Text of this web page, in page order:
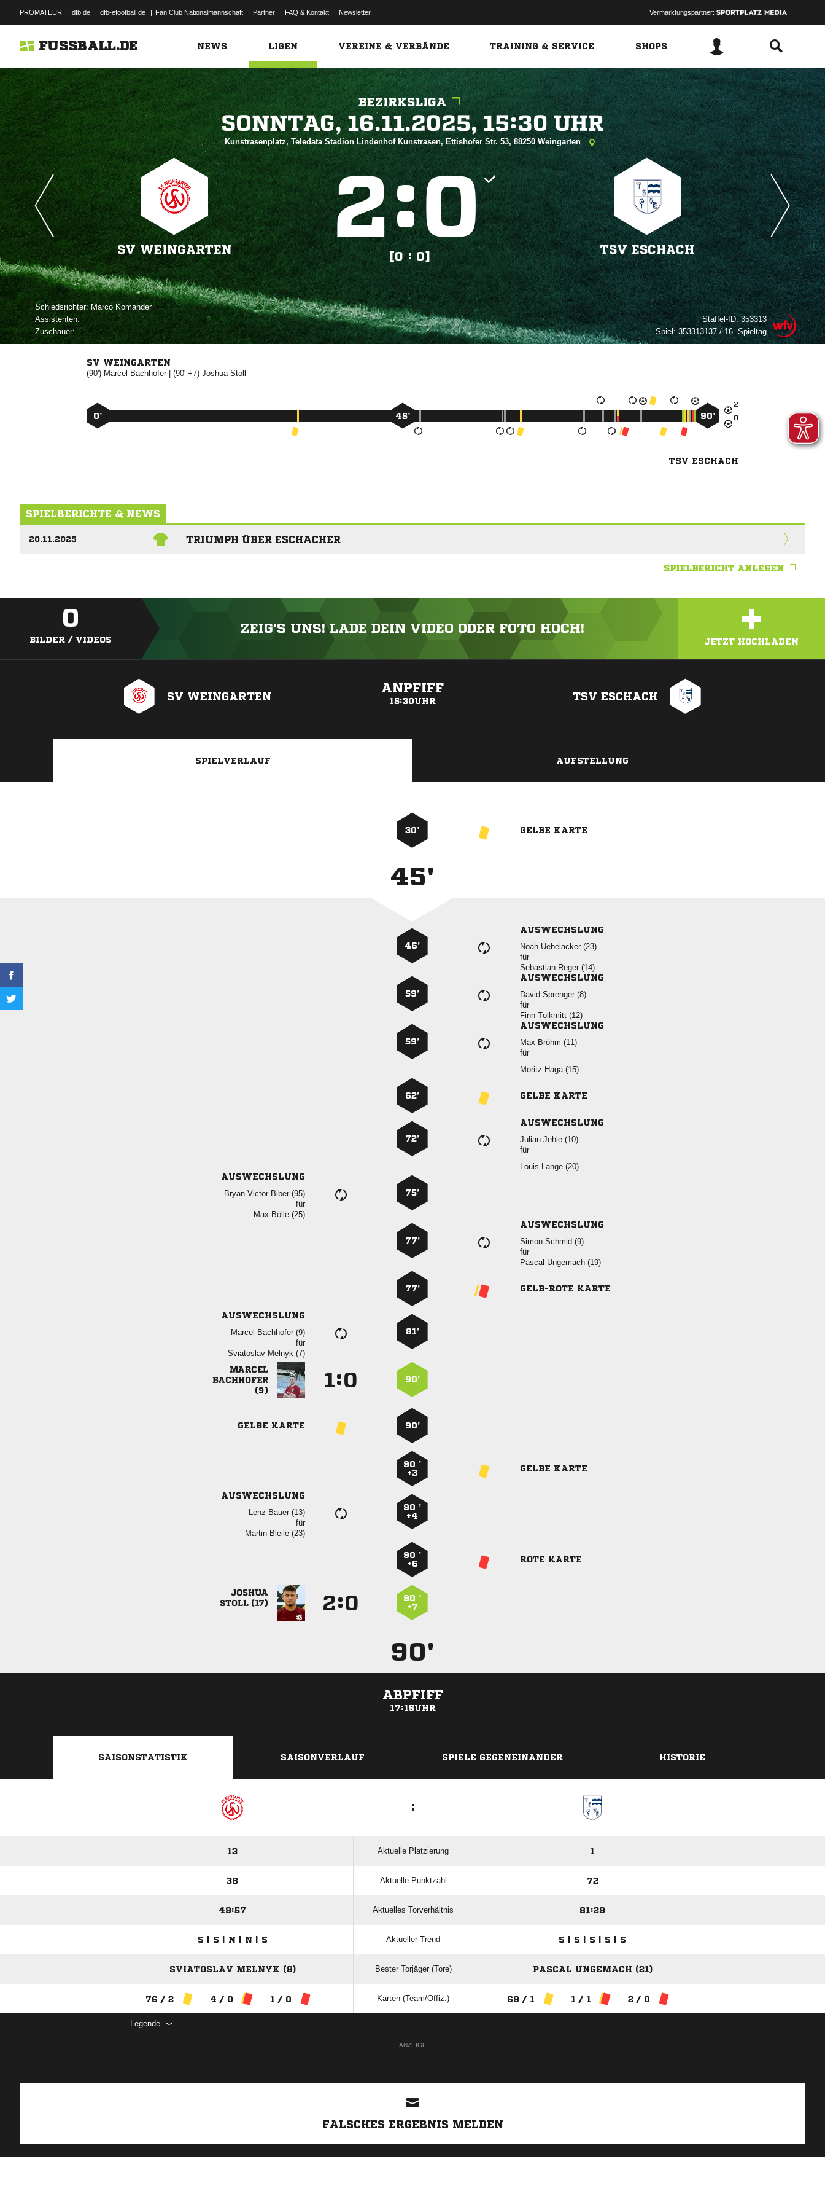
PROMATEUR | dfb.de | dfb-efootball.de | Fan Club Nationalmannschaft | Partner | FAQ & Kontakt | Newsletter Vermarktungspartner:
FUSSBALL.DE NEWS LIGEN VEREINE & VERBÄNDE TRAINING & SERVICE SHOPS
BEZIRKSLIGA
   
Kunstrasenplatz, Teledata Stadion Lindenhof Kunstrasen, Ettishofer Str. 53, 88250 Weingarten
SV WEINGARTEN
:
[0 : 0]
TSV ESCHACH
Schiedsrichter: 
Assistenten:
Zuschauer:
Staffel-ID:353313
Spiel:353313137 / 16. Spieltag
SV WEINGARTEN
(90')  | (90' +7) 


0’ 45’ 90’
TSV ESCHACH
SPIELBERICHTE & NEWS
20.11.2025 TRIUMPH ÜBER ESCHACHER
SPIELBERICHT ANLEGEN
0
BILDER / VIDEOS
ZEIG'S UNS! LADE DEIN VIDEO ODER FOTO HOCH! +
JETZT HOCHLADEN
SV WEINGARTEN
ANPFIFF
15:30UHR TSV ESCHACH
SPIELVERLAUF AUFSTELLUNG
30’ GELBE KARTE
45'
46’
AUSWECHSLUNG
  
für
  
59’
AUSWECHSLUNG
  
für
  
59’
AUSWECHSLUNG
  
für
  
62’ GELBE KARTE
72’
AUSWECHSLUNG
  
für
  
AUSWECHSLUNG
   
für
  
75’
77’
AUSWECHSLUNG
  
für
  
77’ GELB-ROTE KARTE
AUSWECHSLUNG
  
für
  
81’



: 90’
GELBE KARTE 90’
90 ’
+3
GELBE KARTE
AUSWECHSLUNG
  
für
  
90 ’
+4
90 ’
+6
ROTE KARTE

 
:
90 ’
+7
90'
ABPFIFF
17:15UHR
SAISONSTATISTIK SAISONVERLAUF SPIELE GEGENEINANDER HISTORIE
:
13 Aktuelle Platzierung 1
38 Aktuelle Punktzahl 72
49:57 Aktuelles Torverhältnis 81:29
S | S | N | N | S Aktueller Trend S | S | S | S | S
SVIATOSLAV MELNYK (8) Bester Torjäger (Tore) PASCAL UNGEMACH (21)
76 / 2 4 / 0 1 / 0 Karten (Team/Offiz.) 69 / 1 1 / 1 2 / 0
Legende
ANZEIGE
FALSCHES ERGEBNIS MELDEN